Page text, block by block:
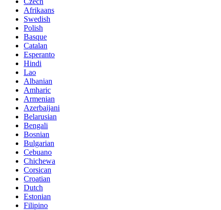
Afrikaans
Swedish
Polish
Basque
Catalan
Esperanto
Hindi
Lao
Albanian
Amharic
Armenian
Azerbaijani
Belarusian
Bengali
Bosnian
Bulgarian
Cebuano
Chichewa
Corsican
Croatian
Dutch
Estonian
Filipino